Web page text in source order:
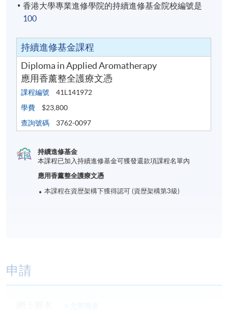
香港大學專業進修學院的持續進修基金院校編號是
100
持續進修基金課程
Diploma in Applied Aromatherapy
應用香薰整全護療文憑
課程編號
41L141972
學費
$23,800
查詢號碼
3762-0097
持續進修基金
本課程已加入持續進修基金可獲發還款項課程名單內
應用香薰整全護療文憑
本課程在資歴架構下獲得認可 (資歴架構第3級)
申請